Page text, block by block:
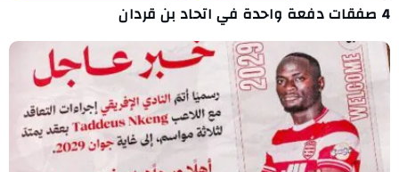
4 صفقات دفعة واحدة في اتحاد بن قردان